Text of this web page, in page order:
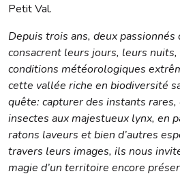
Petit Val.
Depuis trois ans, deux passionnés
consacrent leurs jours, leurs nuits,
conditions météorologiques
cette vallée riche en biodiversité
quête: capturer des instants
insectes aux majestueux lynx, en
ratons laveurs et bien d’autres
travers leurs images, ils nous
magie d’un territoire encore